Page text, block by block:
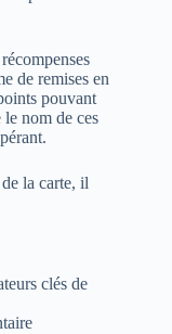
de remises en
pouvant
nom de ces
la carte, il
clés de